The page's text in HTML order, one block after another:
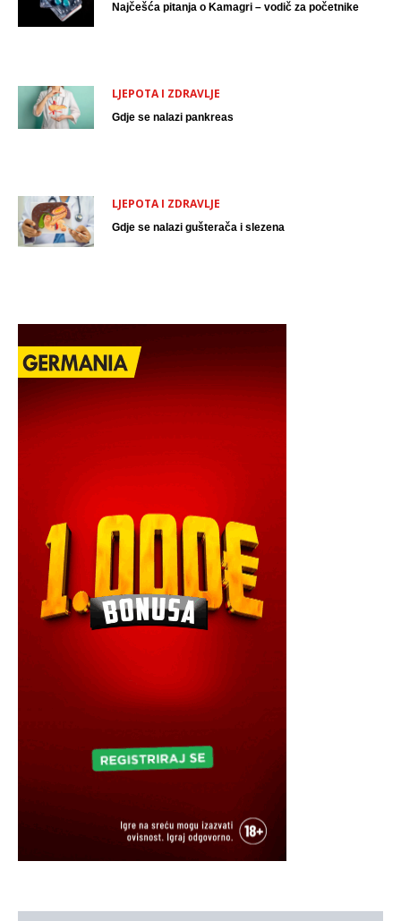
Najčešća pitanja o Kamagri – vodič za početnike
LJEPOTA I ZDRAVLJE
Gdje se nalazi pankreas
LJEPOTA I ZDRAVLJE
Gdje se nalazi gušterača i slezena